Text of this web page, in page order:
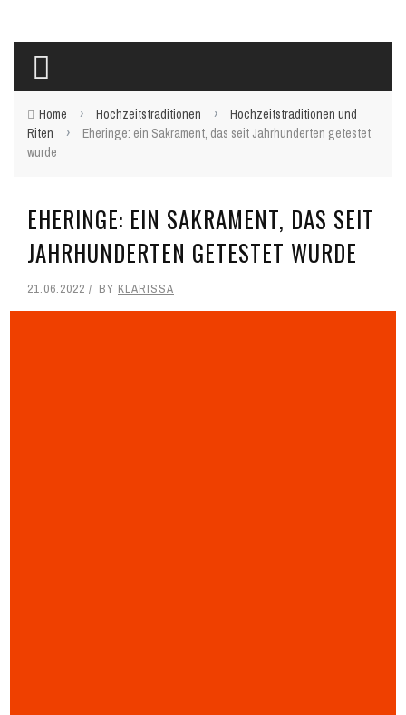
Home › Hochzeitstraditionen ›
Hochzeitstraditionen und
Riten
›
Eheringe: ein Sakrament, das seit Jahrhunderten getestet
wurde
EHERINGE: EIN SAKRAMENT, DAS SEIT
JAHRHUNDERTEN GETESTET WURDE
21.06.2022 BY KLARISSA